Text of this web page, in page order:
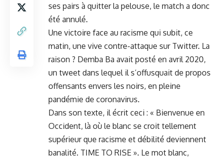
ses pairs à quitter la pelouse, le match a donc
été annulé.
Une victoire face au racisme qui subit, ce
matin, une vive contre-attaque sur Twitter. La
raison ? Demba Ba avait posté en avril 2020,
un tweet dans lequel il s’offusquait de propos
offensants envers les noirs, en pleine
pandémie de coronavirus.
Dans son texte, il écrit ceci : « Bienvenue en
Occident, là où le blanc se croit tellement
supérieur que racisme et débilité deviennent
banalité. TIME TO RISE ». Le mot blanc,